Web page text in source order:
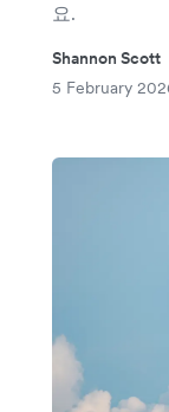
요.
Shannon Scott
5 February